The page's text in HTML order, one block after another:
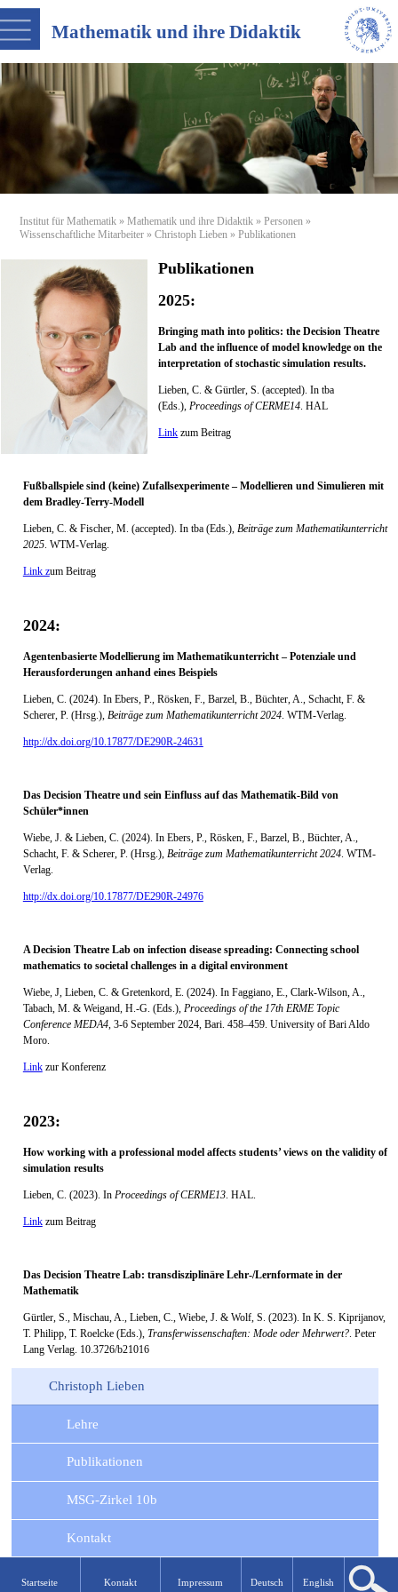
Mathematik und ihre Didaktik
Institut für Mathematik »Mathematik und ihre Didaktik »Personen »
Wissenschaftliche Mitarbeiter »Christoph Lieben » Publikationen
Publikationen
2025:
Bringing math intopolitics: the Decision Theatre
Lab and the influence of modelknowledge on the
interpretation of stochastic simulationresults.
Lieben, C. & Gürtler, S. (accepted). In tba
(Eds.), Proceedings of CERME14 . HAL
Link zum Beitrag
Fußballspiele sind (keine) Zufallsexperimente – Modellieren und Simulieren mit
dem Bradley-Terry-Modell
Lieben, C. & Fischer, M. (accepted). In tba (Eds.), Beiträge zum Mathematikunterricht
2025. WTM-Verlag.
Link zum Beitrag
2024:
Agentenbasierte Modellierung im Mathematikunterricht – Potenziale und
Herausforderungen anhand eines Beispiels
Lieben, C. (2024). In Ebers, P., Rösken, F., Barzel, B., Büchter, A., Schacht, F. &
Scherer, P. (Hrsg.), Beiträge zum Mathematikunterricht 2024. WTM-Verlag.
http://dx.doi.org/10.17877/DE290R-24631
Das Decision Theatre und sein Einfluss auf das Mathematik-Bild von
Schüler*innen
Wiebe, J. & Lieben, C. (2024). In Ebers, P., Rösken, F., Barzel, B., Büchter, A.,
Schacht, F. & Scherer, P. (Hrsg.), Beiträge zum Mathematikunterricht 2024. WTM-
Verlag.
http://dx.doi.org/10.17877/DE290R-24976
A Decision Theatre Lab on infection disease spreading: Connecting school
mathematics to societal challenges in a digital environment
Wiebe, J, Lieben, C. & Gretenkord, E. (2024). In Faggiano, E., Clark-Wilson, A.,
Tabach, M. & Weigand, H.-G. (Eds.), Proceedings of the 17th ERME Topic
Conference MEDA4, 3-6 September 2024, Bari. 458–459. University of Bari Aldo
Moro.
Linkzur Konferenz
2023:
How working with a professional model affects students’ views on the validity of
simulation results
Lieben, C. (2023). In Proceedings of CERME13. HAL.
Linkzum Beitrag
Das Decision Theatre Lab: transdisziplinäre Lehr-/Lernformate in der
Mathematik
Gürtler, S., Mischau, A., Lieben, C., Wiebe, J. & Wolf, S. (2023). In K. S. Kiprijanov,
T. Philipp, T. Roelcke (Eds.), Transferwissenschaften: Mode oder Mehrwert?. Peter
Lang Verlag. 10.3726/b21016
Christoph Lieben
Lehre
Publikationen
MSG-Zirkel 10b
Kontakt
Startseite Kontakt Impressum Deutsch English